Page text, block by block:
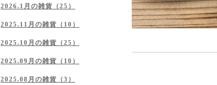
2026.1月の雑貨（25）
2025.11月の雑貨（10）
2025.10月の雑貨（25）
2025.09月の雑貨（10）
2025.08月の雑貨（3）